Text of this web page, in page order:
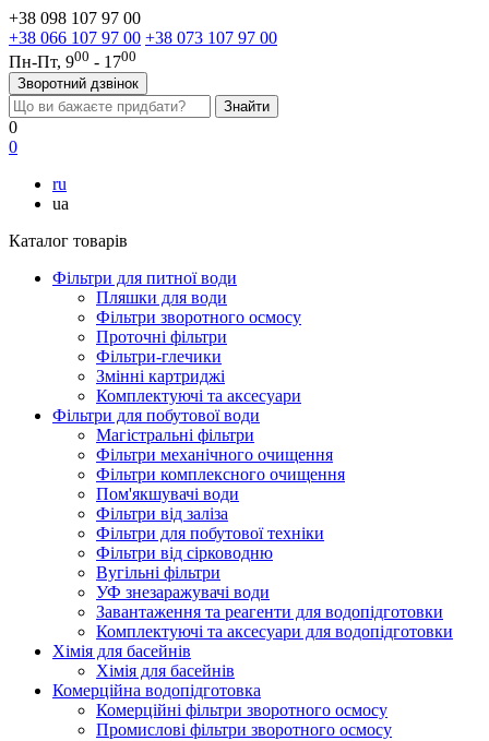
+38 098 107 97 00
+38 066 107 97 00 +38 073 107 97 00
Пн-Пт, 900 - 1700
Зворотний дзвінок
0
0
ru
ua
Каталог товарів
Фільтри для питної води
Пляшки для води
Фільтри зворотного осмосу
Проточні фільтри
Фільтри-глечики
Змінні картриджі
Комплектуючі та аксесуари
Фільтри для побутової води
Магістральні фільтри
Фільтри механічного очищення
Фільтри комплексного очищення
Пом'якшувачі води
Фільтри від заліза
Фільтри для побутової техніки
Фільтри від сірководню
Вугільні фільтри
УФ знезаражувачі води
Завантаження та реагенти для водопідготовки
Комплектуючі та аксесуари для водопідготовки
Хімія для басейнів
Хімія для басейнів
Комерційна водопідготовка
Комерційні фільтри зворотного осмосу
Промислові фільтри зворотного осмосу